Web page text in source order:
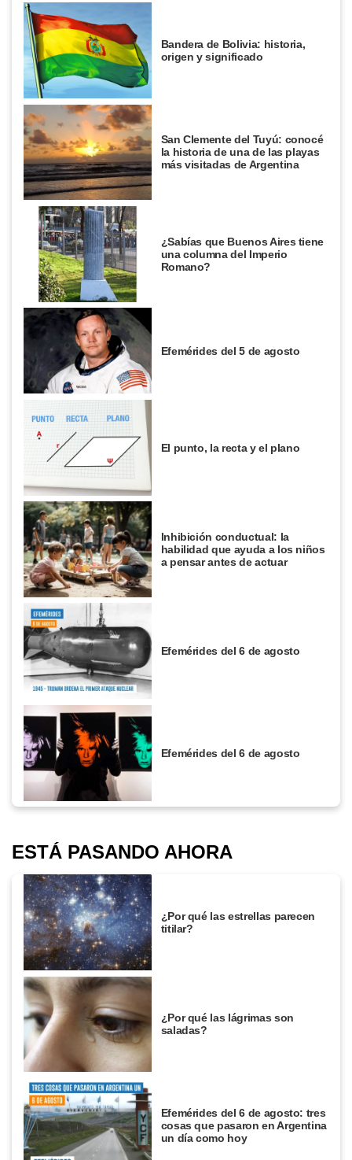
Bandera de Bolivia: historia,
origen y significado
San Clemente del Tuyú: conocé
la historia de una de las playas
más visitadas de Argentina
¿Sabías que Buenos Aires tiene
una columna del Imperio
Romano?
Efemérides del 5 de agosto
El punto, la recta y el plano
Inhibición conductual: la
habilidad que ayuda a los niños
a pensar antes de actuar
Efemérides del 6 de agosto
Efemérides del 6 de agosto
ESTÁ PASANDO AHORA
¿Por qué las estrellas parecen
titilar?
¿Por qué las lágrimas son
saladas?
Efemérides del 6 de agosto: tres
cosas que pasaron en Argentina
un día como hoy